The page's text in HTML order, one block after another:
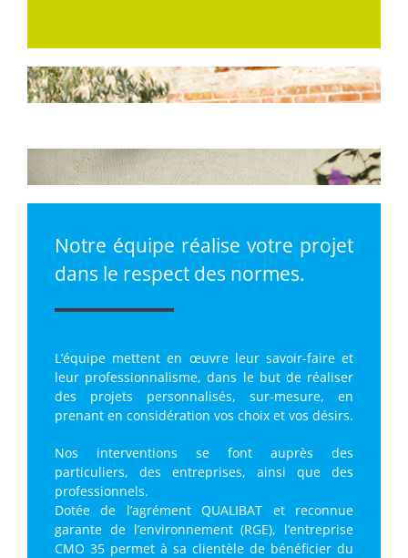
Notre équipe réalise votre projet
dans le respect des normes.
L’équipe mettent en œuvre leur savoir-faire et
leur professionnalisme, dans le but de réaliser
des projets personnalisés, sur-mesure, en
prenant en considération vos choix et vos désirs.
Nos interventions se font auprès des
particuliers, des entreprises, ainsi que des
professionnels.
Dotée de l’agrément QUALIBAT et reconnue
garante de l’environnement (RGE), l’entreprise
CMO 35 permet à sa clientèle de bénéficier du